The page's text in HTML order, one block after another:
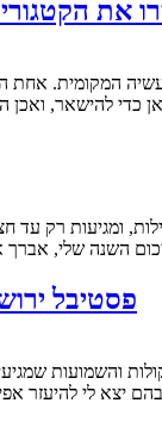
כדי להישאר,
השנה שלי, אברך
פסטיבל ירושלים 2013: המלצות ואזהרות על
לי להיעזר